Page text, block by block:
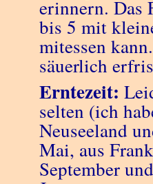
erinnern. Das
bis 5 mit
mitessen
säuerlich
Erntezeit:
selten (ich
Neuseeland
Mai, aus
September